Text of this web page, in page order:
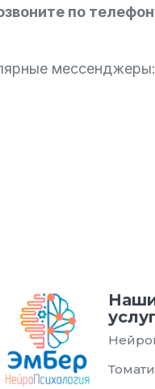
по
мессенджеры: